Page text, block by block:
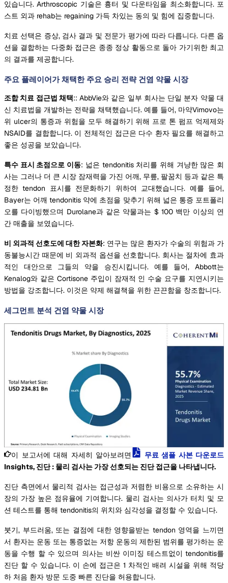
있습니다. Arthroscopic 기술은 흉터 및 다운타임을 최소화합니다. 포
스트 외과 rehab는 regaining 가득 차있는 동의 및 힘에 집중합니다.
치료 선택은 증상, 검사 결과 및 전문가 평가에 따라 다릅니다. 다른 옵
션을 결합하는 다중화 접근은 종종 정상 활동으로 돌아 가기위한 최고
의 결과를 제공합니다.
주요 플레이어가 채택한 주요 승리 전략 건염 약물 시장
조합 치료 접근법 채택:: AbbVie와 같은 일부 회사는 단일 분자 약물 대
신 치료법을 개발하는 전략을 채택했습니다. 예를 들어, 마약Vimovo는
위 ulcer의 통증과 위험을 모두 해결하기 위해 프로 톤 펌프 억제제와
NSAID를 결합합니다. 이 전체적인 접근은 다수 환자 필요를 해결하고
좋은 성공을 보았습니다.
특수 표시 초점으로 이동: 넓은 tendonitis 처리를 위해 겨냥한 많은 회
사는 그러나 더 큰 시장 잠재력을 가진 어깨, 무릎, 팔꿈치 등과 같은 특
정한 tendon 표시를 전문화하기 위하여 교대했습니다. 예를 들어,
Bayer는 어깨 tendonitis 약에 초점을 맞추기 위해 넓은 통증 포트폴리
오를 다이빙했으며 Durolane과 같은 약물과는 $ 100 백만 이상의 연
간 매출을 보였습니다.
비 외과적 선호도에 대한 자본화: 연구는 많은 환자가 수술의 위험과 가
동불능시간 때문에 비 외과적 옵션을 선호합니다. 회사는 절차에 효과
적인 대안으로 그들의 약을 승진시킵니다. 예를 들어, Abbott는
Kenalog와 같은 Cortisone 주입이 잠재적 인 수술 요구를 지연시키는
방법을 강조합니다. 이것은 약제 해결책을 위한 끈끈함을 창조합니다.
세그먼트 분석 건염 약물 시장
이 보고서에 대해 자세히 알아보려면
무료 샘플 사본 다운로드
Insights, 진단 : 물리 검사는 가장 선호되는 진단 접근을 나타냅니다.
진단 측면에서 물리적 검사는 접근성과 저렴한 비용으로 소유하는 시
장의 가장 높은 점유율에 기여합니다. 물리 검사는 의사가 터치 및 모
션 테스트를 통해 tendonitis의 위치와 심각성을 결정할 수 있습니다.
붓기, 부드러움, 또는 결점에 대한 영향을받는 tendon 영역을 느끼면
서 환자는 운동 또는 통증없는 저항 운동의 제한된 범위를 평가하는 운
동을 수행 할 수 있으며 의사는 비싼 이미징 테스트없이 tendonitis를
진단 할 수 있습니다. 이 손에 접근은 1 차적인 배려 시설을 위해 적당
하 처음 환자 방문 도중 빠른 진단을 허용합니다.